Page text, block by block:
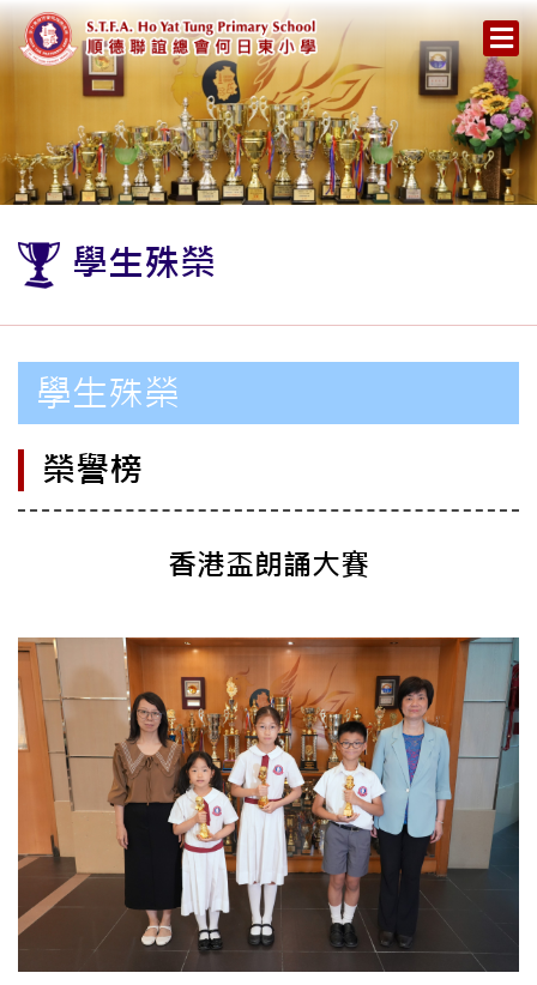
學生殊榮
學生殊榮
榮譽榜
香港盃朗誦大賽